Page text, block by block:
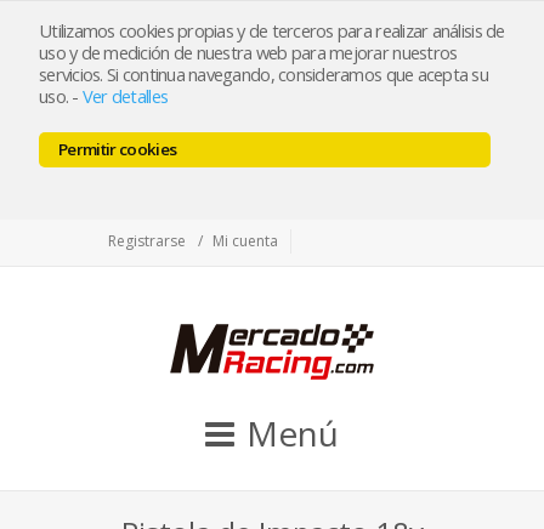
Utilizamos cookies propias y de terceros para realizar análisis de
uso y de medición de nuestra web para mejorar nuestros
servicios. Si continua navegando, consideramos que acepta su
uso. - Ver detalles
Permitir cookies
tienda@mercadoracing.com
Registrarse
Mi cuenta
Menú